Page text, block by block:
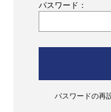
パスワード：
パスワードの再